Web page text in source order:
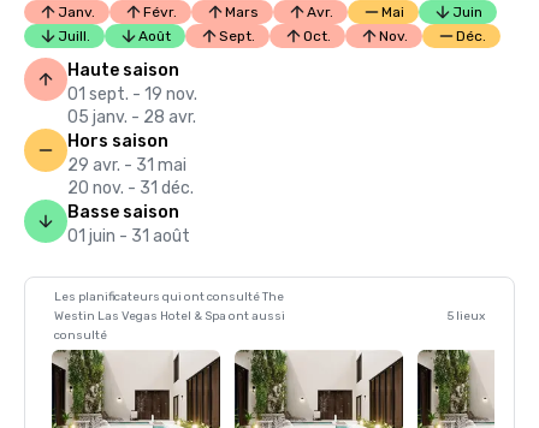
Janv. Févr. Mars Avr. Mai
Juin
Juill.
Août Sept. Oct. Nov. Déc.
Haute saison
01 sept. - 19 nov.
05 janv. - 28 avr.
Hors saison
29 avr. - 31 mai
20 nov. - 31 déc.
Basse saison
01 juin - 31 août
Les planificateurs qui ont consulté The
Westin Las Vegas Hotel & Spa ont aussi
consulté
5 lieux